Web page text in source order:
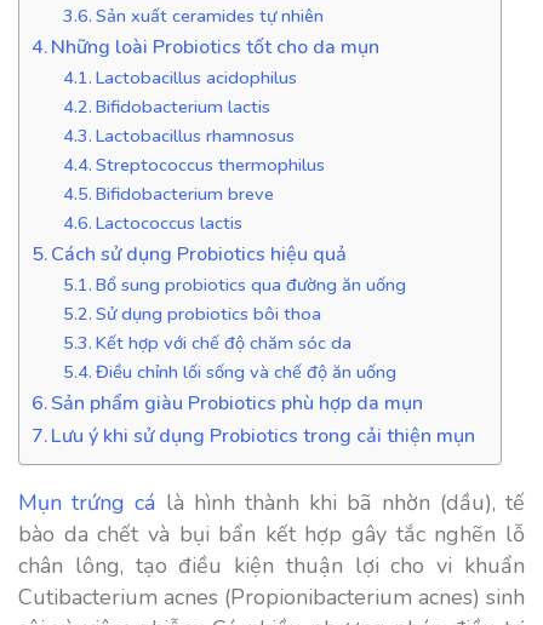
Sản xuất ceramides tự nhiên
Những loài Probiotics tốt cho da mụn
Lactobacillus acidophilus
Bifidobacterium lactis
Lactobacillus rhamnosus
Streptococcus thermophilus
Bifidobacterium breve
Lactococcus lactis
Cách sử dụng Probiotics hiệu quả
Bổ sung probiotics qua đường ăn uống
Sử dụng probiotics bôi thoa
Kết hợp với chế độ chăm sóc da
Điều chỉnh lối sống và chế độ ăn uống
Sản phẩm giàu Probiotics phù hợp da mụn
Lưu ý khi sử dụng Probiotics trong cải thiện mụn
Mụn trứng cá là hình thành khi bã nhờn (dầu), tế
bào da chết và bụi bẩn kết hợp gây tắc nghẽn lỗ
chân lông, tạo điều kiện thuận lợi cho vi khuẩn
Cutibacterium acnes (Propionibacterium acnes) sinh